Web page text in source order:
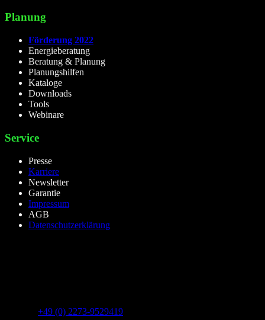
Planung
Förderung 2022
Energieberatung
Beratung & Planung
Planungshilfen
Kataloge
Downloads
Tools
Webinare
Service
Presse
Karriere
Newsletter
Garantie
Impressum
AGB
Datenschutzerklärung
+49 (0) 2273-9529419